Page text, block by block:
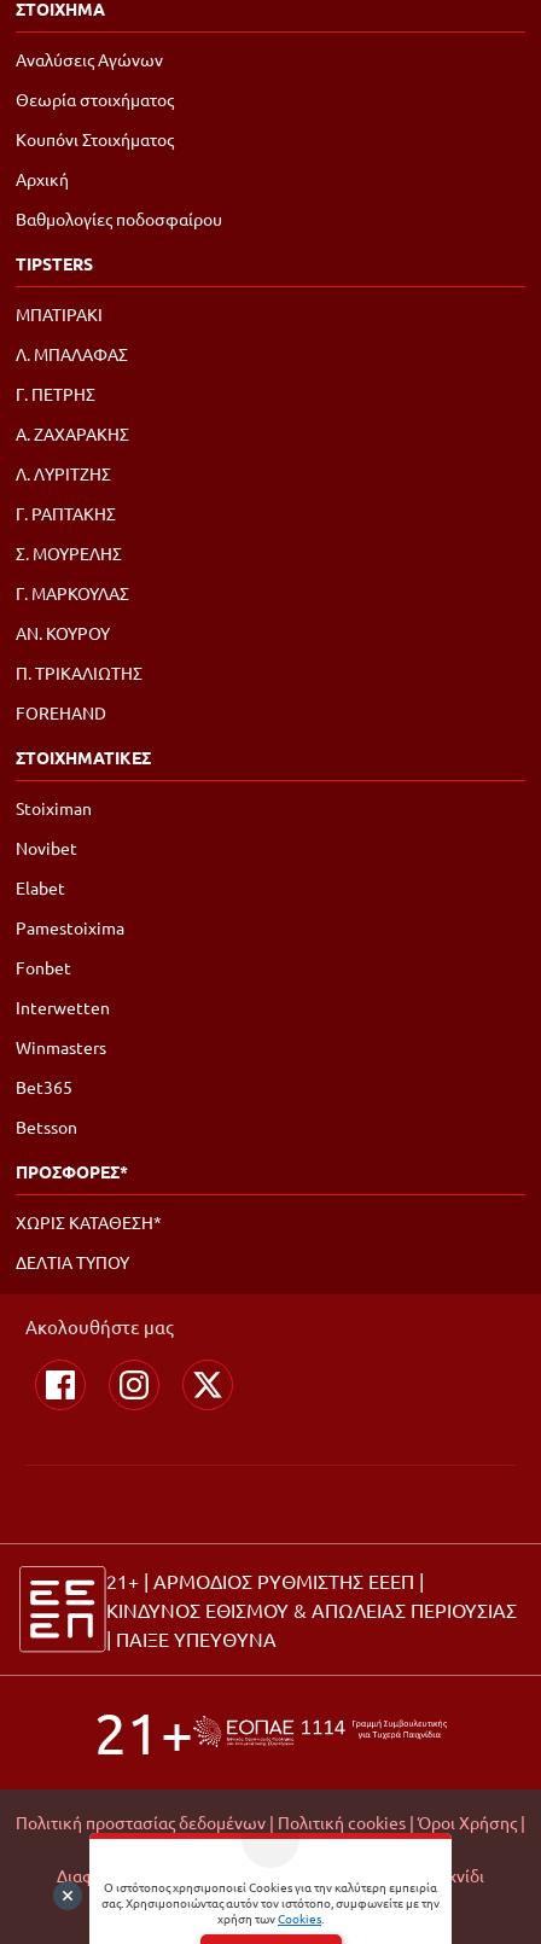
Ο ιστότοπος χρησιμοποιεί Cookies για την καλύτερη εμπειρία
σας. Χρησιμοποιώντας αυτόν τον ιστότοπο, συμφωνείτε με την
χρήση τωνCookies.
ΣΤΟΙΧΗΜΑ
Αναλύσεις Αγώνων
Θεωρία στοιχήματος
Κουπόνι Στοιχήματος
Αρχική
Βαθμολογίες ποδοσφαίρου
TIPSTERS
ΜΠΑΤΙΡΑΚΙ
Λ. ΜΠΑΛΑΦΑΣ
Γ. ΠΕΤΡΗΣ
Α. ΖΑΧΑΡΑΚΗΣ
Λ. ΛΥΡΙΤΖΗΣ
Γ. ΡΑΠΤΑΚΗΣ
Σ. ΜΟΥΡΕΛΗΣ
Γ. ΜΑΡΚΟΥΛΑΣ
ΑΝ. ΚΟΥΡΟΥ
Π. ΤΡΙΚΑΛΙΩΤΗΣ
FOREHAND
ΣΤΟΙΧΗΜΑΤΙΚΕΣ
Stoiximan
Novibet
Elabet
Pamestoixima
Fonbet
Interwetten
Winmasters
Bet365
Betsson
ΠΡΟΣΦΟΡΕΣ*
ΧΩΡΙΣ ΚΑΤΑΘΕΣΗ*
ΔΕΛΤΙΑ ΤΥΠΟΥ
Ακολουθήστε μας
21+ | ΑΡΜΟΔΙΟΣ ΡΥΘΜΙΣΤΗΣ ΕΕΕΠ |
ΚΙΝΔΥΝΟΣ ΕΘΙΣΜΟΥ & ΑΠΩΛΕΙΑΣ ΠΕΡΙΟΥΣΙΑΣ
| ΠΑΙΞΕ ΥΠΕΥΘΥΝΑ
21+
Πολιτική προστασίας δεδομένων | Πολιτική cookies | Όροι Χρήσης |
Διαφάνεια Εμπορικών Συνεργασιών |
Υπεύθυνο Παιχνίδι
© 2026 Matchmoney